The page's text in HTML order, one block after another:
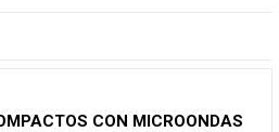
CON MICROONDAS